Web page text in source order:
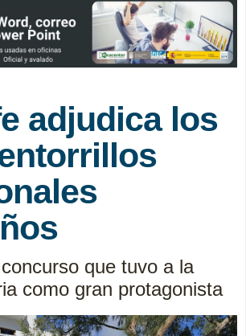
adjudica los
que tuvo a la
como gran protagonista